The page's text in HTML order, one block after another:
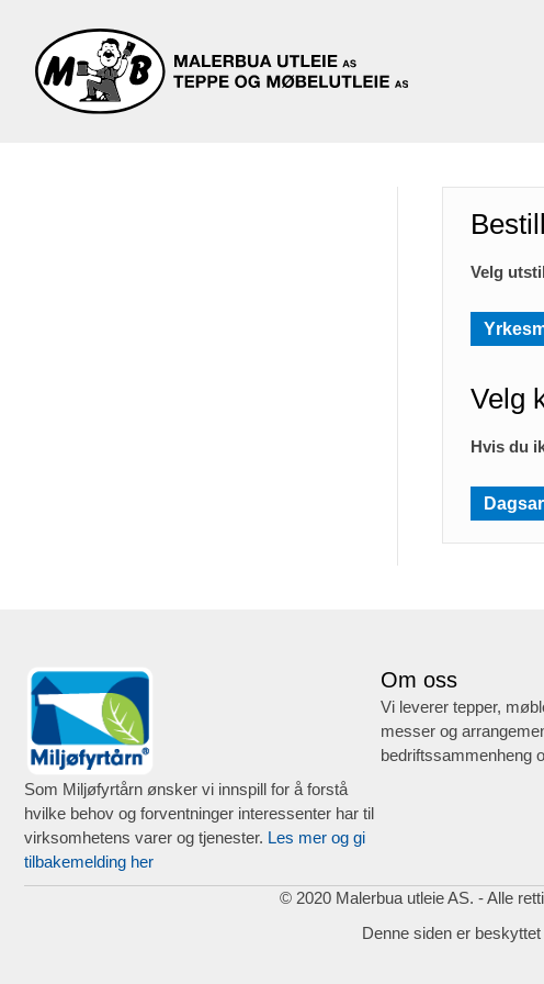
Velg
Velg
Hvis du
Som Miljøfyrtårn ønsker vi innspill for å forstå
hvilke behov og forventninger interessenter har til
virksomhetens varer og tjenester. Les mer og gi
tilbakemelding her
Om oss
Vi leverer tepper,
messer og
bedriftssammenheng
© 2020 Malerbua utleie AS. - Alle
Denne siden er